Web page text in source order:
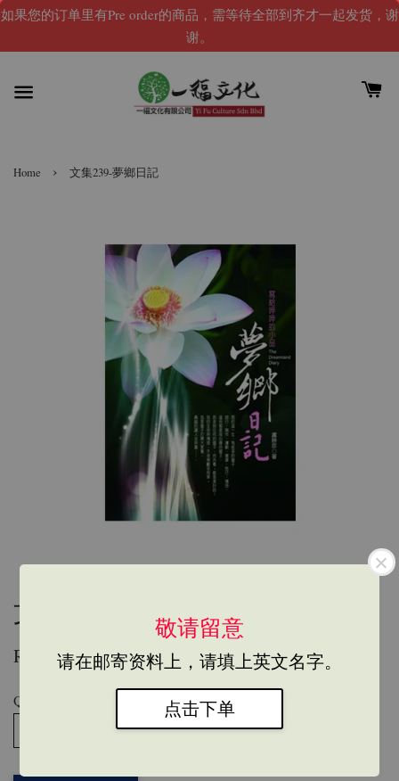
如果您的订单里有Pre order的商品，需等待全部到齐才一起发货，谢
谢。
敬请留意
请在邮寄资料上，请填上英文名字。
点击下单
Home › 文集239-夢鄉日記
文集239-夢鄉日記
RM 45.00
Quantity